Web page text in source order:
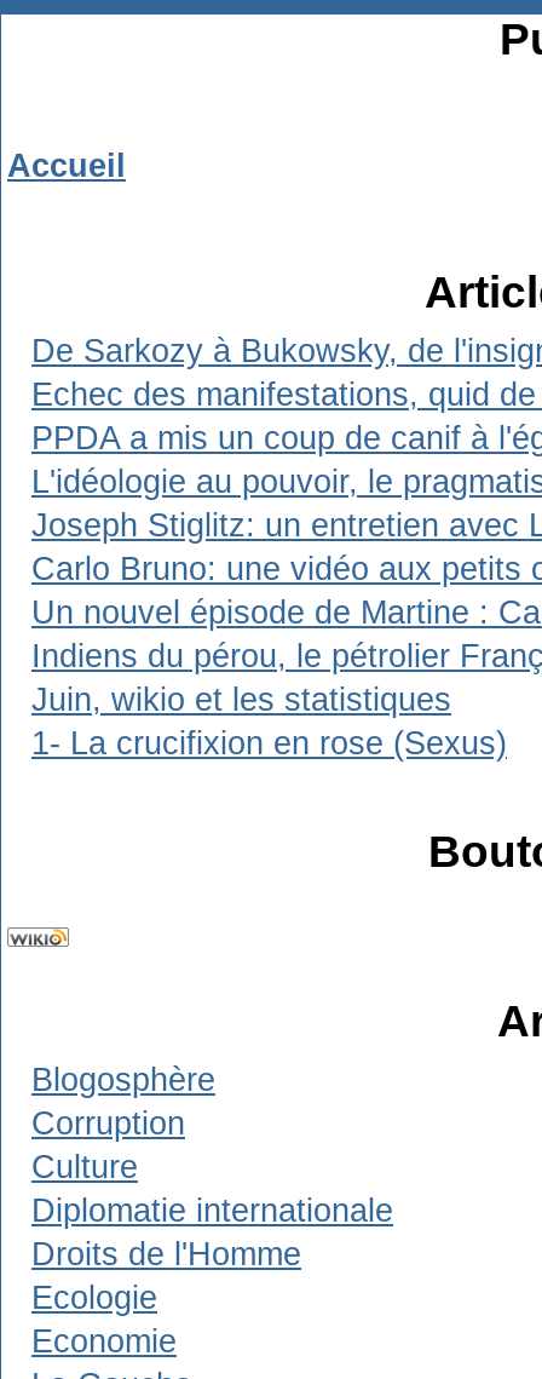
Accueil
De Sarkozy à Bukowsky, de
Echec des manifestations, quid
PPDA a mis un coup de canif à
L'idéologie au pouvoir, le
Joseph Stiglitz: un entretien avec
Carlo Bruno: une vidéo aux petits
Un nouvel épisode de Martine :
Indiens du pérou, le pétrolier
Juin, wikio et les statistiques
1- La crucifixion en rose (Sexus)
Blogosphère
Corruption
Culture
Diplomatie internationale
Droits de l'Homme
Ecologie
Economie